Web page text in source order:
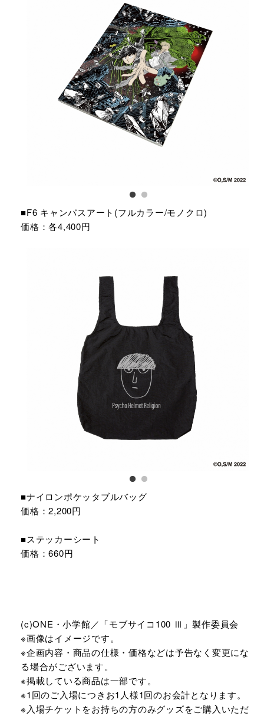
■F6 キャンバスアート(フルカラー/モノクロ)
価格：各4,400円
■ナイロンポケッタブルバッグ
価格：2,200円
■ステッカーシート
価格：660円
(c)ONE・小学館／「モブサイコ100 Ⅲ」製作委員会
※画像はイメージです。
※企画内容・商品の仕様・価格などは予告なく変更にな
る場合がございます。
※掲載している商品は一部です。
※1回のご入場につきお1人様1回のお会計となります。
※入場チケットをお持ちの方のみグッズをご購入いただ